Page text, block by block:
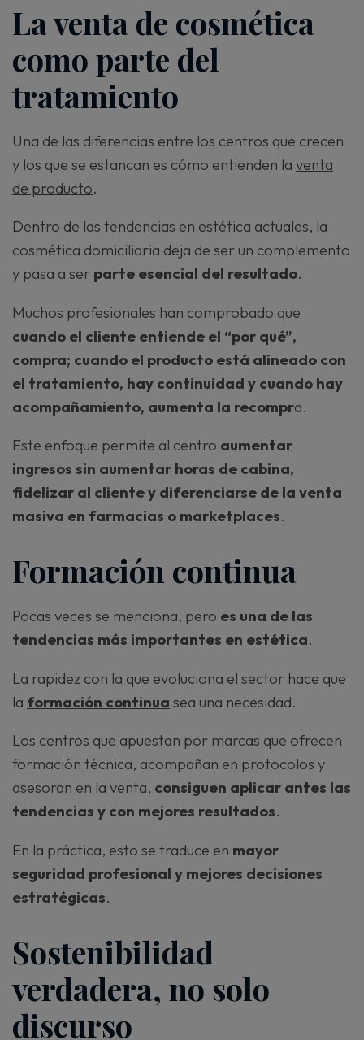
La venta de cosmética
como parte del
tratamiento
Una de las diferencias entre los centros que crecen
y los que se estancan es cómo entienden la venta
de producto.
Dentro de las tendencias en estética actuales, la
cosmética domiciliaria deja de ser un complemento
y pasa a ser parte esencial del resultado.
Muchos profesionales han comprobado que
cuando el cliente entiende el “por qué”,
compra; cuando el producto está alineado con
el tratamiento, hay continuidad y cuando hay
acompañamiento, aumenta la recompra.
Este enfoque permite al centro aumentar
ingresos sin aumentar horas de cabina,
fidelizar al cliente y diferenciarse de la venta
masiva en farmacias o marketplaces.
Formación continua
Pocas veces se menciona, pero es una de las
tendencias más importantes en estética.
La rapidez con la que evoluciona el sector hace que
la formación continua sea una necesidad.
Los centros que apuestan por marcas que ofrecen
formación técnica, acompañan en protocolos y
asesoran en la venta, consiguen aplicar antes las
tendencias y con mejores resultados.
En la práctica, esto se traduce en mayor
seguridad profesional y mejores decisiones
estratégicas.
Sostenibilidad
verdadera, no solo
discurso